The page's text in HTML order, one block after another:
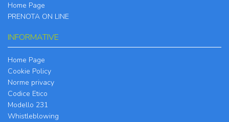
Home Page
PRENOTA ON LINE
INFORMATIVE
Home Page
Cookie Policy
Norme privacy
Codice Etico
Modello 231
Whistleblowing